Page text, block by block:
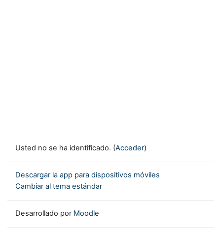
Usted no se ha identificado. (Acceder)
Descargar la app para dispositivos móviles
Cambiar al tema estándar
Desarrollado por Moodle